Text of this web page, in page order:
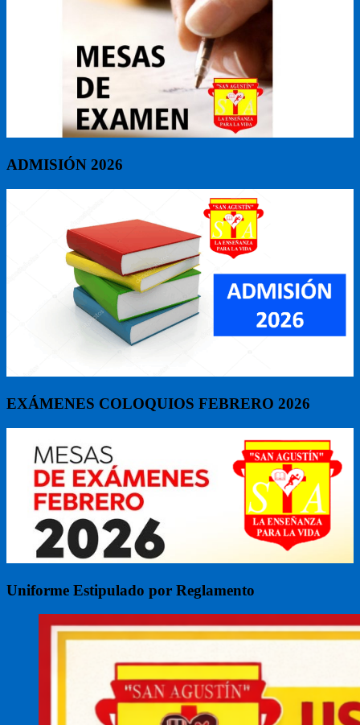
ADMISIÓN 2026
EXÁMENES COLOQUIOS FEBRERO 2026
Uniforme Estipulado por Reglamento